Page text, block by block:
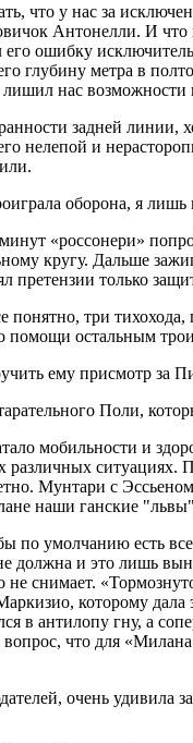
что у нас за
Антонелли. И
его ошибку
глубину метра в
лишил нас
задней
нелепой и
оборона, я
«россонери»
кругу. Дальше
претензии только
три
помощи остальным
ему присмотр за
Поли,
мобильности и
различных
Мунтари с
наши ганские
умолчанию есть
должна и это лишь
снимает.
которому
в антилопу гну, а
что для
очень удивила